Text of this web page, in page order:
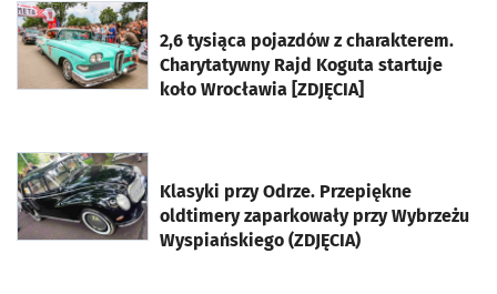
2,6 tysiąca pojazdów z charakterem.
Charytatywny Rajd Koguta startuje
koło Wrocławia [ZDJĘCIA]
otworzy się w nowej karcie
Klasyki przy Odrze. Przepiękne
oldtimery zaparkowały przy Wybrzeżu
Wyspiańskiego (ZDJĘCIA)
otworzy się w nowej karcie